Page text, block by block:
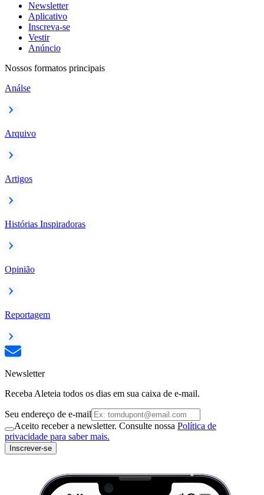
Newsletter
Aplicativo
Inscreva-se
Vestir
Anúncio
Nossos formatos principais
Análse
Arquivo
Artigos
Histórias Inspiradoras
Opinião
Reportagem
Newsletter
Receba Aleteia todos os dias em sua caixa de e-mail.
Seu endereço de e-mail
Aceito receber a newsletter. Consulte nossa Política de
privacidade para saber mais.
Inscrever-se